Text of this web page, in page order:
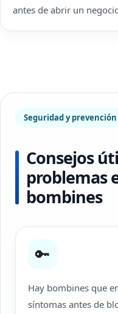
antes de abrir un
Seguridad y prevención
Consejos
problemas
bombines
🔑
Hay bombines que
síntomas antes de